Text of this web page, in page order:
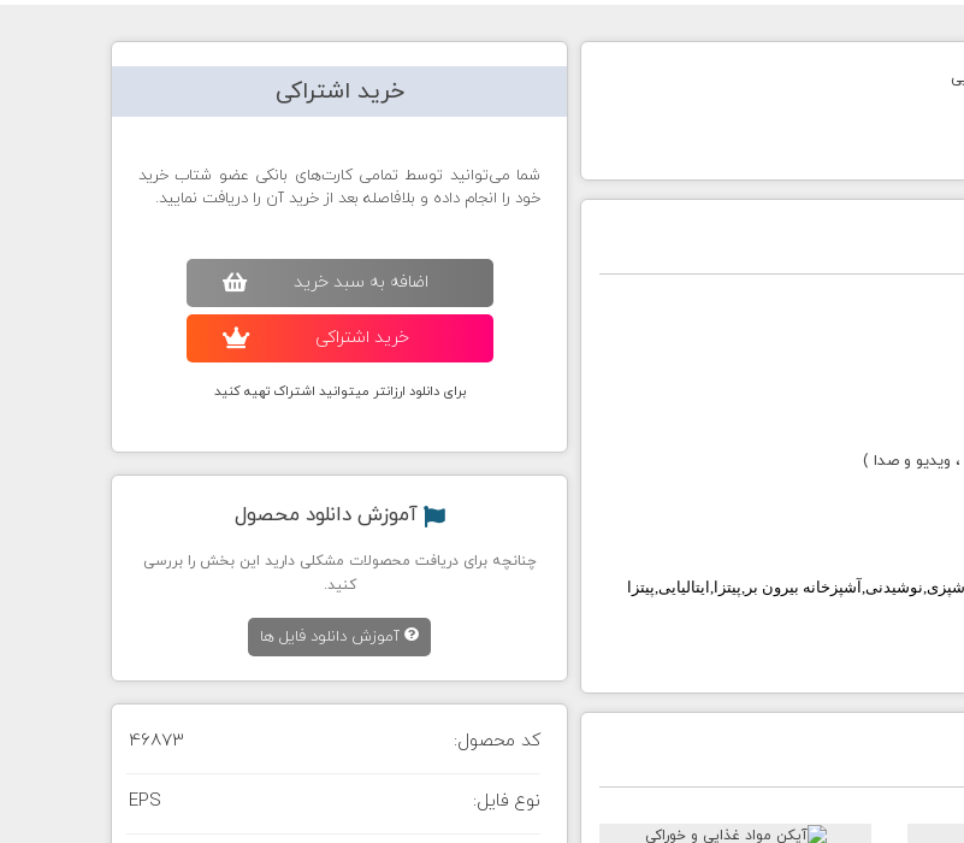
ویدیو و صدا )
بیرون بر,پیتزا,ایتالیایی,پیتزا
خرید اشتراکی
شما می‌توانید توسط تمامی کارت‌های بانکی عضو شتاب خرید
خود را انجام داده و بلافاصله بعد از خرید آن را دریافت نمایید.
اضافه به سبد خريد
خريد اشتراکی
برای دانلود ارزانتر میتوانید اشتراک تهیه کنید
آموزش دانلود محصول
چنانچه برای دریافت محصولات مشکلی دارید این بخش را بررسی
کنید.
آموزش دانلود فایل ها
کد محصول: 46873
نوع فایل: EPS